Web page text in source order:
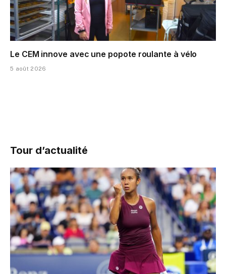
Le CEM innove avec une popote roulante à vélo
5 août 2026
Tour d’actualité